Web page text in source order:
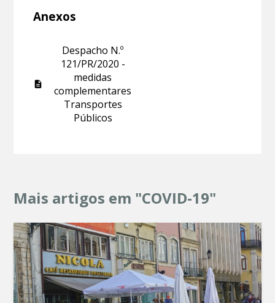
Anexos
Despacho N.º
121/PR/2020 -
medidas
complementares
Transportes
Públicos
Mais artigos em "COVID-19"